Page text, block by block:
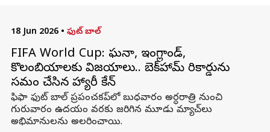
18 Jun 2026 • ఫుట్ బాల్
FIFA World Cup: ఘనా, ఇంగ్లాండ్,
కొలంబియాలకు విజయాలు.. బెక్‌హామ్ రికార్డును
సమం చేసిన హ్యారీ కేన్
ఫిఫా ఫుట్‌ బాల్ ప్రపంచకప్‌లో బుధవారం అర్ధరాత్రి నుంచి
గురువారం ఉదయం వరకు జరిగిన మూడు మ్యాచ్‌లు
అభిమానులను అలరించాయి.